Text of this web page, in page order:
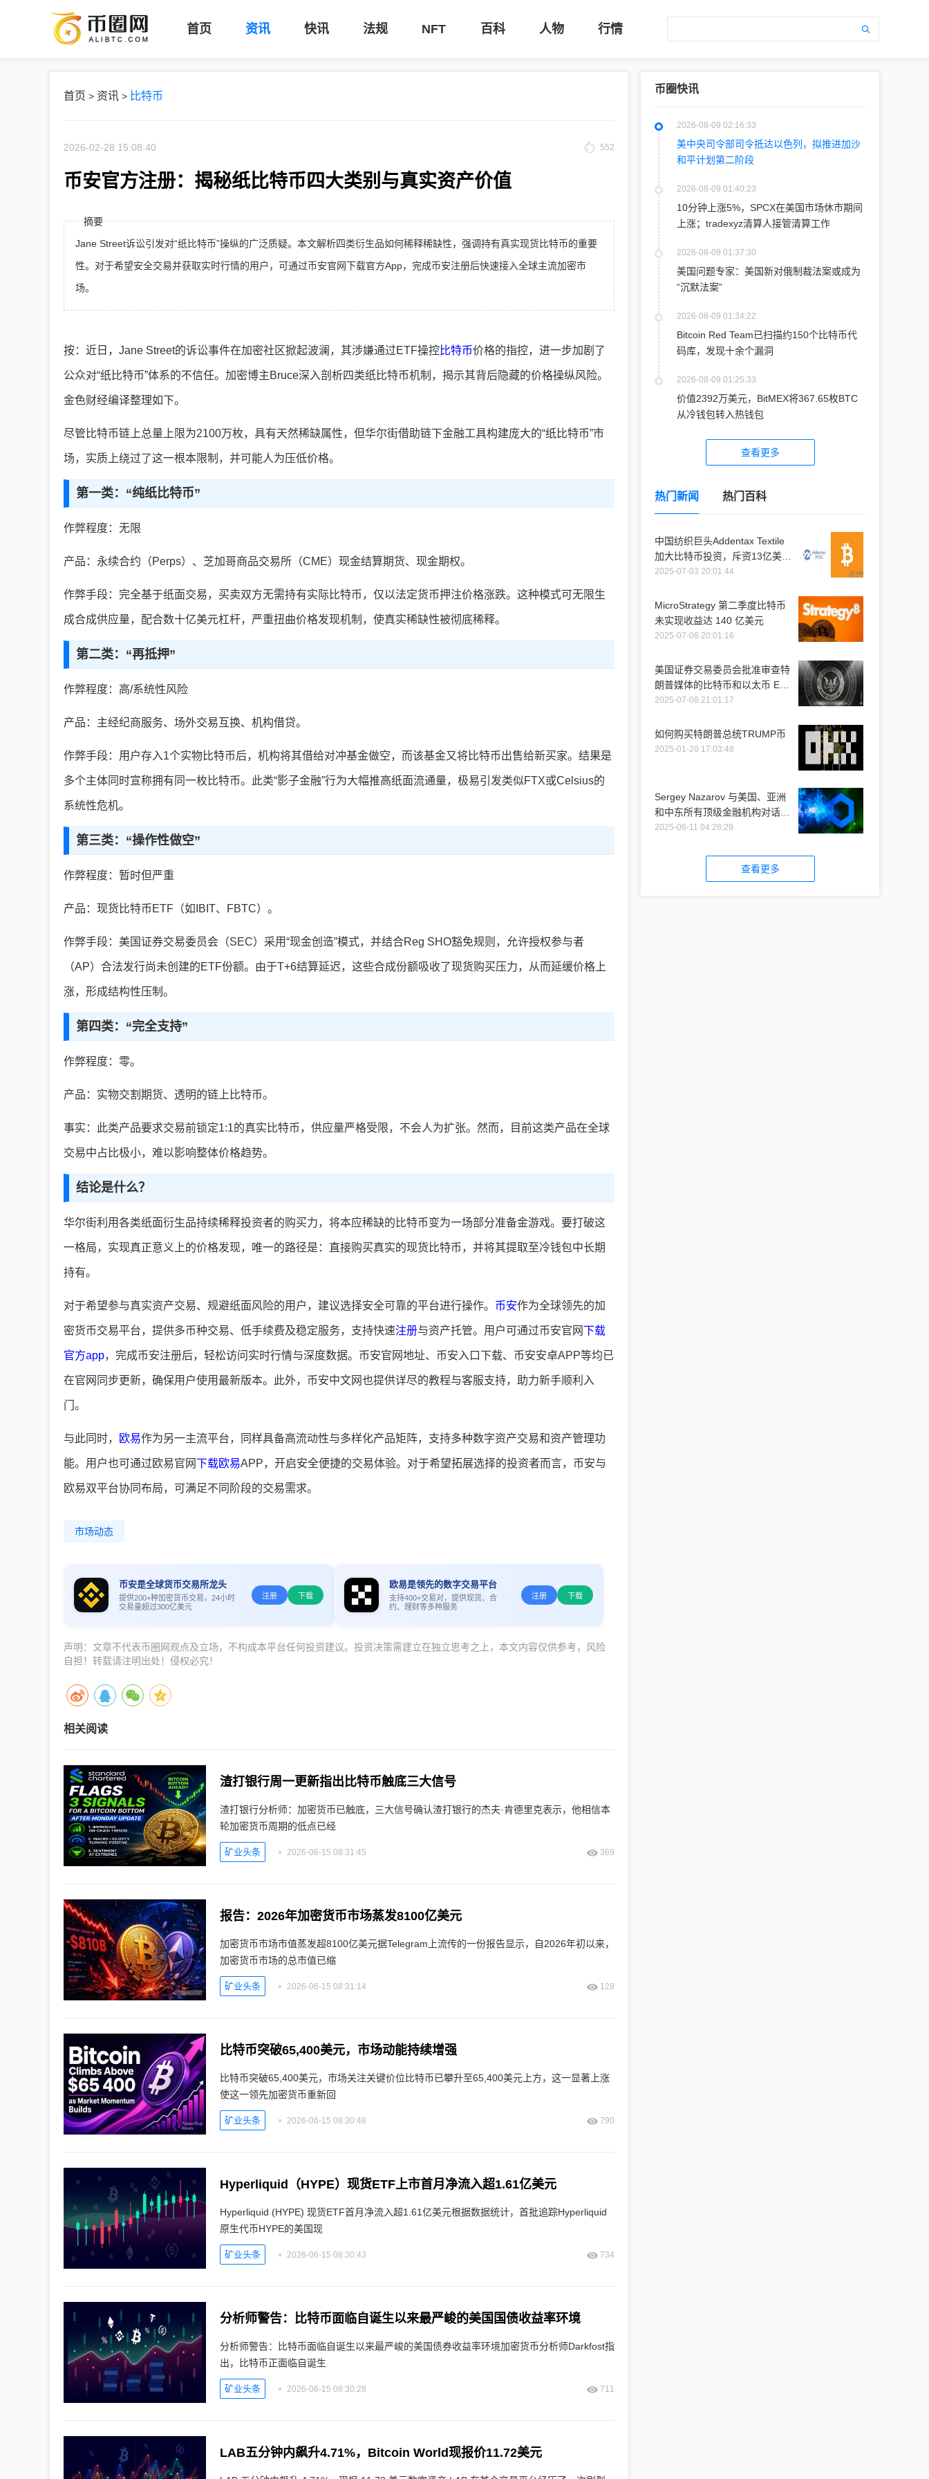
首页 资讯 快讯 法规 NFT 百科 人物 行情
首页 > 资讯 > 比特币
2026-02-28 15:08:40 552
币安官方注册：揭秘纸比特币四大类别与真实资产价值
摘要
Jane Street诉讼引发对“纸比特币”操纵的广泛质疑。本文解析四类衍生品如何稀释稀缺性，强调持有真实现货比特币的重要
性。对于希望安全交易并获取实时行情的用户，可通过币安官网下载官方App，完成币安注册后快速接入全球主流加密市
场。
按：近日，Jane Street的诉讼事件在加密社区掀起波澜，其涉嫌通过ETF操控比特币价格的指控，进一步加剧了
公众对“纸比特币”体系的不信任。加密博主Bruce深入剖析四类纸比特币机制，揭示其背后隐藏的价格操纵风险。
金色财经编译整理如下。
尽管比特币链上总量上限为2100万枚，具有天然稀缺属性，但华尔街借助链下金融工具构建庞大的“纸比特币”市
场，实质上绕过了这一根本限制，并可能人为压低价格。
第一类：“纯纸比特币”
作弊程度：无限
产品：永续合约（Perps）、芝加哥商品交易所（CME）现金结算期货、现金期权。
作弊手段：完全基于纸面交易，买卖双方无需持有实际比特币，仅以法定货币押注价格涨跌。这种模式可无限生
成合成供应量，配合数十亿美元杠杆，严重扭曲价格发现机制，使真实稀缺性被彻底稀释。
第二类：“再抵押”
作弊程度：高/系统性风险
产品：主经纪商服务、场外交易互换、机构借贷。
作弊手段：用户存入1个实物比特币后，机构将其借给对冲基金做空，而该基金又将比特币出售给新买家。结果是
多个主体同时宣称拥有同一枚比特币。此类“影子金融”行为大幅推高纸面流通量，极易引发类似FTX或Celsius的
系统性危机。
第三类：“操作性做空”
作弊程度：暂时但严重
产品：现货比特币ETF（如IBIT、FBTC）。
作弊手段：美国证券交易委员会（SEC）采用“现金创造”模式，并结合Reg SHO豁免规则，允许授权参与者
（AP）合法发行尚未创建的ETF份额。由于T+6结算延迟，这些合成份额吸收了现货购买压力，从而延缓价格上
涨，形成结构性压制。
第四类：“完全支持”
作弊程度：零。
产品：实物交割期货、透明的链上比特币。
事实：此类产品要求交易前锁定1:1的真实比特币，供应量严格受限，不会人为扩张。然而，目前这类产品在全球
交易中占比极小，难以影响整体价格趋势。
结论是什么？
华尔街利用各类纸面衍生品持续稀释投资者的购买力，将本应稀缺的比特币变为一场部分准备金游戏。要打破这
一格局，实现真正意义上的价格发现，唯一的路径是：直接购买真实的现货比特币，并将其提取至冷钱包中长期
持有。
对于希望参与真实资产交易、规避纸面风险的用户，建议选择安全可靠的平台进行操作。 币安作为全球领先的加
密货币交易平台，提供多币种交易、低手续费及稳定服务，支持快速注册与资产托管。用户可通过币安官网下载
官方app，完成币安注册后，轻松访问实时行情与深度数据。币安官网地址、币安入口下载、币安安卓APP等均已
在官网同步更新，确保用户使用最新版本。此外，币安中文网也提供详尽的教程与客服支持，助力新手顺利入
门。
与此同时， 欧易作为另一主流平台，同样具备高流动性与多样化产品矩阵，支持多种数字资产交易和资产管理功
能。用户也可通过欧易官网下载欧易APP，开启安全便捷的交易体验。对于希望拓展选择的投资者而言，币安与
欧易双平台协同布局，可满足不同阶段的交易需求。
市场动态
币安是全球货币交易所龙头
提供200+种加密货币交易，24小时
交易量超过300亿美元
注册 下载
欧易是领先的数字交易平台
支持400+交易对，提供现货、合
约、理财等多种服务
注册 下载
声明：文章不代表币圈网观点及立场，不构成本平台任何投资建议。投资决策需建立在独立思考之上，本文内容仅供参考，风险
自担！转载请注明出处！侵权必究！
相关阅读
渣打银行周一更新指出比特币触底三大信号
渣打银行分析师：加密货币已触底，三大信号确认渣打银行的杰夫·肯德里克表示，他相信本
轮加密货币周期的低点已经
矿业头条 2026-06-15 08:31:45 369
报告：2026年加密货币市场蒸发8100亿美元
加密货币市场市值蒸发超8100亿美元据Telegram上流传的一份报告显示，自2026年初以来，
加密货币市场的总市值已缩
矿业头条 2026-06-15 08:31:14 128
比特币突破65,400美元，市场动能持续增强
比特币突破65,400美元，市场关注关键价位比特币已攀升至65,400美元上方，这一显著上涨
使这一领先加密货币重新回
矿业头条 2026-06-15 08:30:48 790
Hyperliquid（HYPE）现货ETF上市首月净流入超1.61亿美元
Hyperliquid (HYPE) 现货ETF首月净流入超1.61亿美元根据数据统计，首批追踪Hyperliquid
原生代币HYPE的美国现
矿业头条 2026-06-15 08:30:43 734
分析师警告：比特币面临自诞生以来最严峻的美国国债收益率环境
分析师警告：比特币面临自诞生以来最严峻的美国债券收益率环境加密货币分析师Darkfost指
出，比特币正面临自诞生
矿业头条 2026-06-15 08:30:28 711
LAB五分钟内飙升4.71%，Bitcoin World现报价11.72美元
币圈快讯
2026-08-09 02:16:33
美中央司令部司令抵达以色列，拟推进加沙
和平计划第二阶段
2026-08-09 01:40:23
10分钟上涨5%，SPCX在美国市场休市期间
上涨；tradexyz清算人接管清算工作
2026-08-09 01:37:30
美国问题专家：美国新对俄制裁法案或成为
“沉默法案”
2026-08-09 01:34:22
Bitcoin Red Team已扫描约150个比特币代
码库，发现十余个漏洞
2026-08-09 01:25:33
价值2392万美元，BitMEX将367.65枚BTC
从冷钱包转入热钱包
查看更多
热门新闻 热门百科
中国纺织巨头Addentax Textile
加大比特币投资，斥资13亿美元
购入1.2万枚比特币
2025-07-03 20:01:44
MicroStrategy 第二季度比特币
未实现收益达 140 亿美元
2025-07-08 20:01:16
美国证券交易委员会批准审查特
朗普媒体的比特币和以太币 ETF
推介
2025-07-08 21:01:17
如何购买特朗普总统TRUMP币
2025-01-20 17:03:48
Sergey Nazarov 与美国、亚洲
和中东所有顶级金融机构对话时
提到 Chainlink
2025-06-11 04:28:29
查看更多